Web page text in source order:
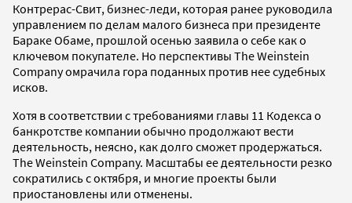
Контрерас-Свит, бизнес-леди, которая ранее руководила
управлением по делам малого бизнеса при президенте
Бараке Обаме, прошлой осенью заявила о себе как о
ключевом покупателе. Но перспективы The Weinstein
Company омрачила гора поданных против нее судебных
исков.
Хотя в соответствии с требованиями главы 11 Кодекса о
банкротстве компании обычно продолжают вести
деятельность, неясно, как долго сможет продержаться.
The Weinstein Company. Масштабы ее деятельности резко
сократились с октября, и многие проекты были
приостановлены или отменены.